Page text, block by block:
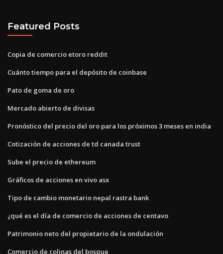
Featured Posts
Copia de comercio etoro reddit
Cuánto tiempo para el depósito de coinbase
Pato de goma de oro
Mercado abierto de divisas
Pronóstico del precio del oro para los próximos 3 meses en india
Cotización de acciones de td canada trust
Sube el precio de ethereum
Gráficos de acciones en vivo asx
Tipo de cambio monetario nepal rastra bank
¿qué es el día de comercio de acciones de centavo
Patrimonio neto del propietario de la ondulación
Comercio de colinas del bosque